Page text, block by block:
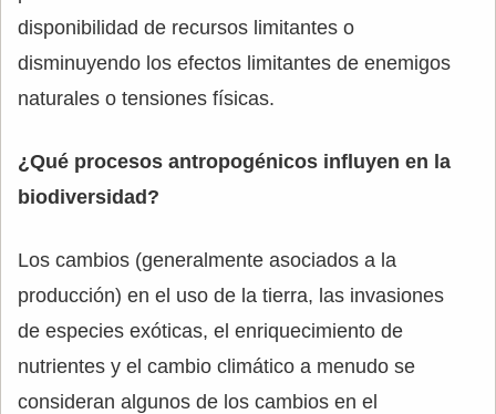
disponibilidad de recursos limitantes o
disminuyendo los efectos limitantes de enemigos
naturales o tensiones físicas.
¿Qué procesos antropogénicos influyen en la
biodiversidad?
Los cambios (generalmente asociados a la
producción) en el uso de la tierra, las invasiones
de especies exóticas, el enriquecimiento de
nutrientes y el cambio climático a menudo se
consideran algunos de los cambios en el